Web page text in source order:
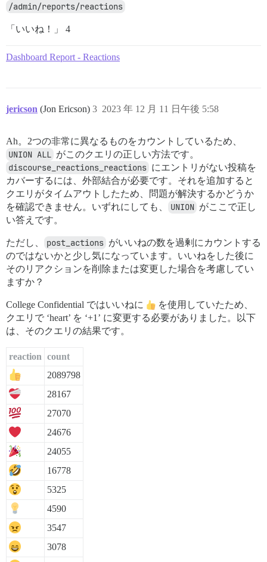
/admin/reports/reactions
「いいね！」 4
Dashboard Report - Reactions
jericson (Jon Ericson) 2023 年 12 月 11 日午後 5:58
3
Ah。2つの非常に異なるものをカウントしているため、
UNION ALL がこのクエリの正しい方法です。
discourse_reactions_reactions にエントリがない投稿を
カバーするには、外部結合が必要です。それを追加すると
クエリがタイムアウトしたため、問題が解決するかどうか
を確認できません。いずれにしても、
UNION がここで正し
い答えです。
ただし、 post_actions がいいねの数を過剰にカウントする
のではないかと少し気になっています。いいねをした後に
そのリアクションを削除または変更した場合を考慮してい
ますか？
College Confidential ではいいねに
を使用していたため、
クエリで ‘heart’ を ‘+1’ に変更する必要がありました。以下
は、そのクエリの結果です。
reaction count
2089798
28167
27070
24676
24055
16778
5325
4590
3547
3078